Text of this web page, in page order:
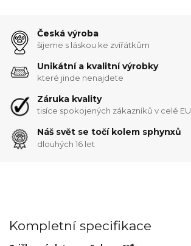
Česká výroba
šijeme s láskou ke zvířátkům
Unikátní a kvalitní výrobky
které jinde nenajdete
Záruka kvality
tisíce spokojených zákazníků v celé EU
Náš svět se točí kolem sphynxů
dlouhých 16 let
Kompletní specifikace